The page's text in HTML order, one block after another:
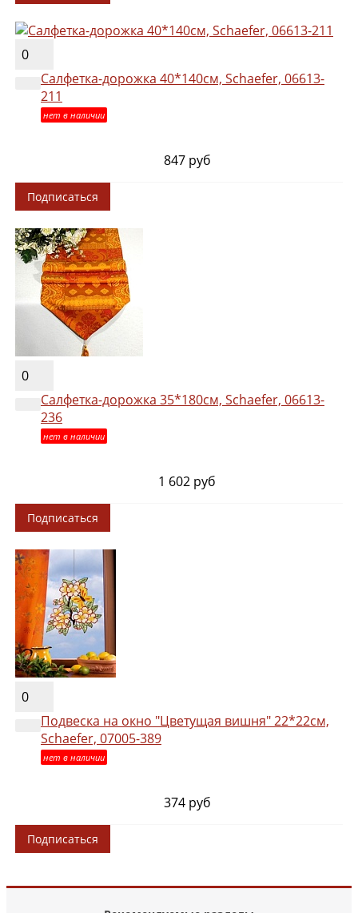
0
Салфетка-дорожка 40*140см, Schaefer, 06613-
211
нет в наличии
847 руб
Подписаться
0
Салфетка-дорожка 35*180см, Schaefer, 06613-
236
нет в наличии
1 602 руб
Подписаться
0
Подвеска на окно "Цветущая вишня" 22*22см,
Schaefer, 07005-389
нет в наличии
374 руб
Подписаться